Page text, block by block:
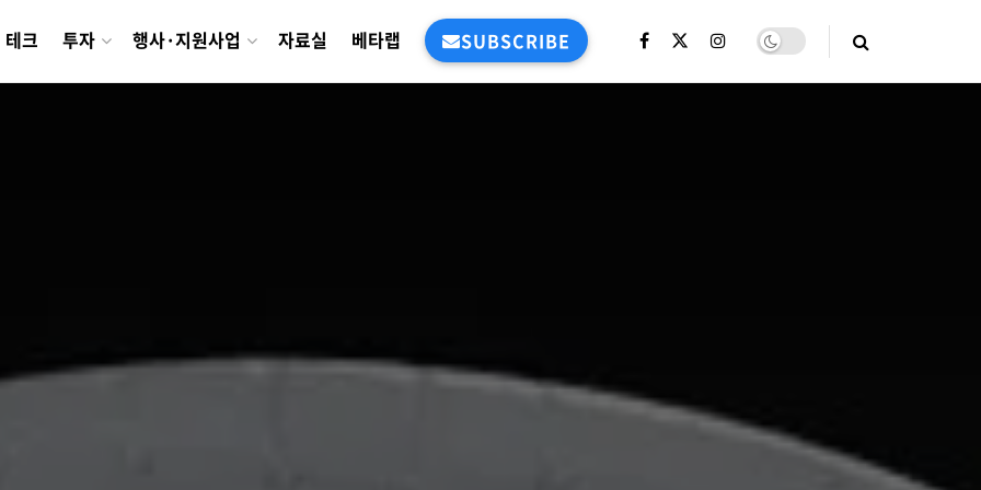
테크 투자 행사·지원사업 자료실 베타랩 SUBSCRIBE